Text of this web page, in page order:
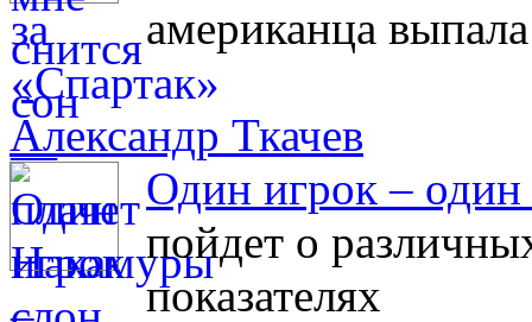
американца
Александр Ткачев
Один игрок –
пойдет о
показателях